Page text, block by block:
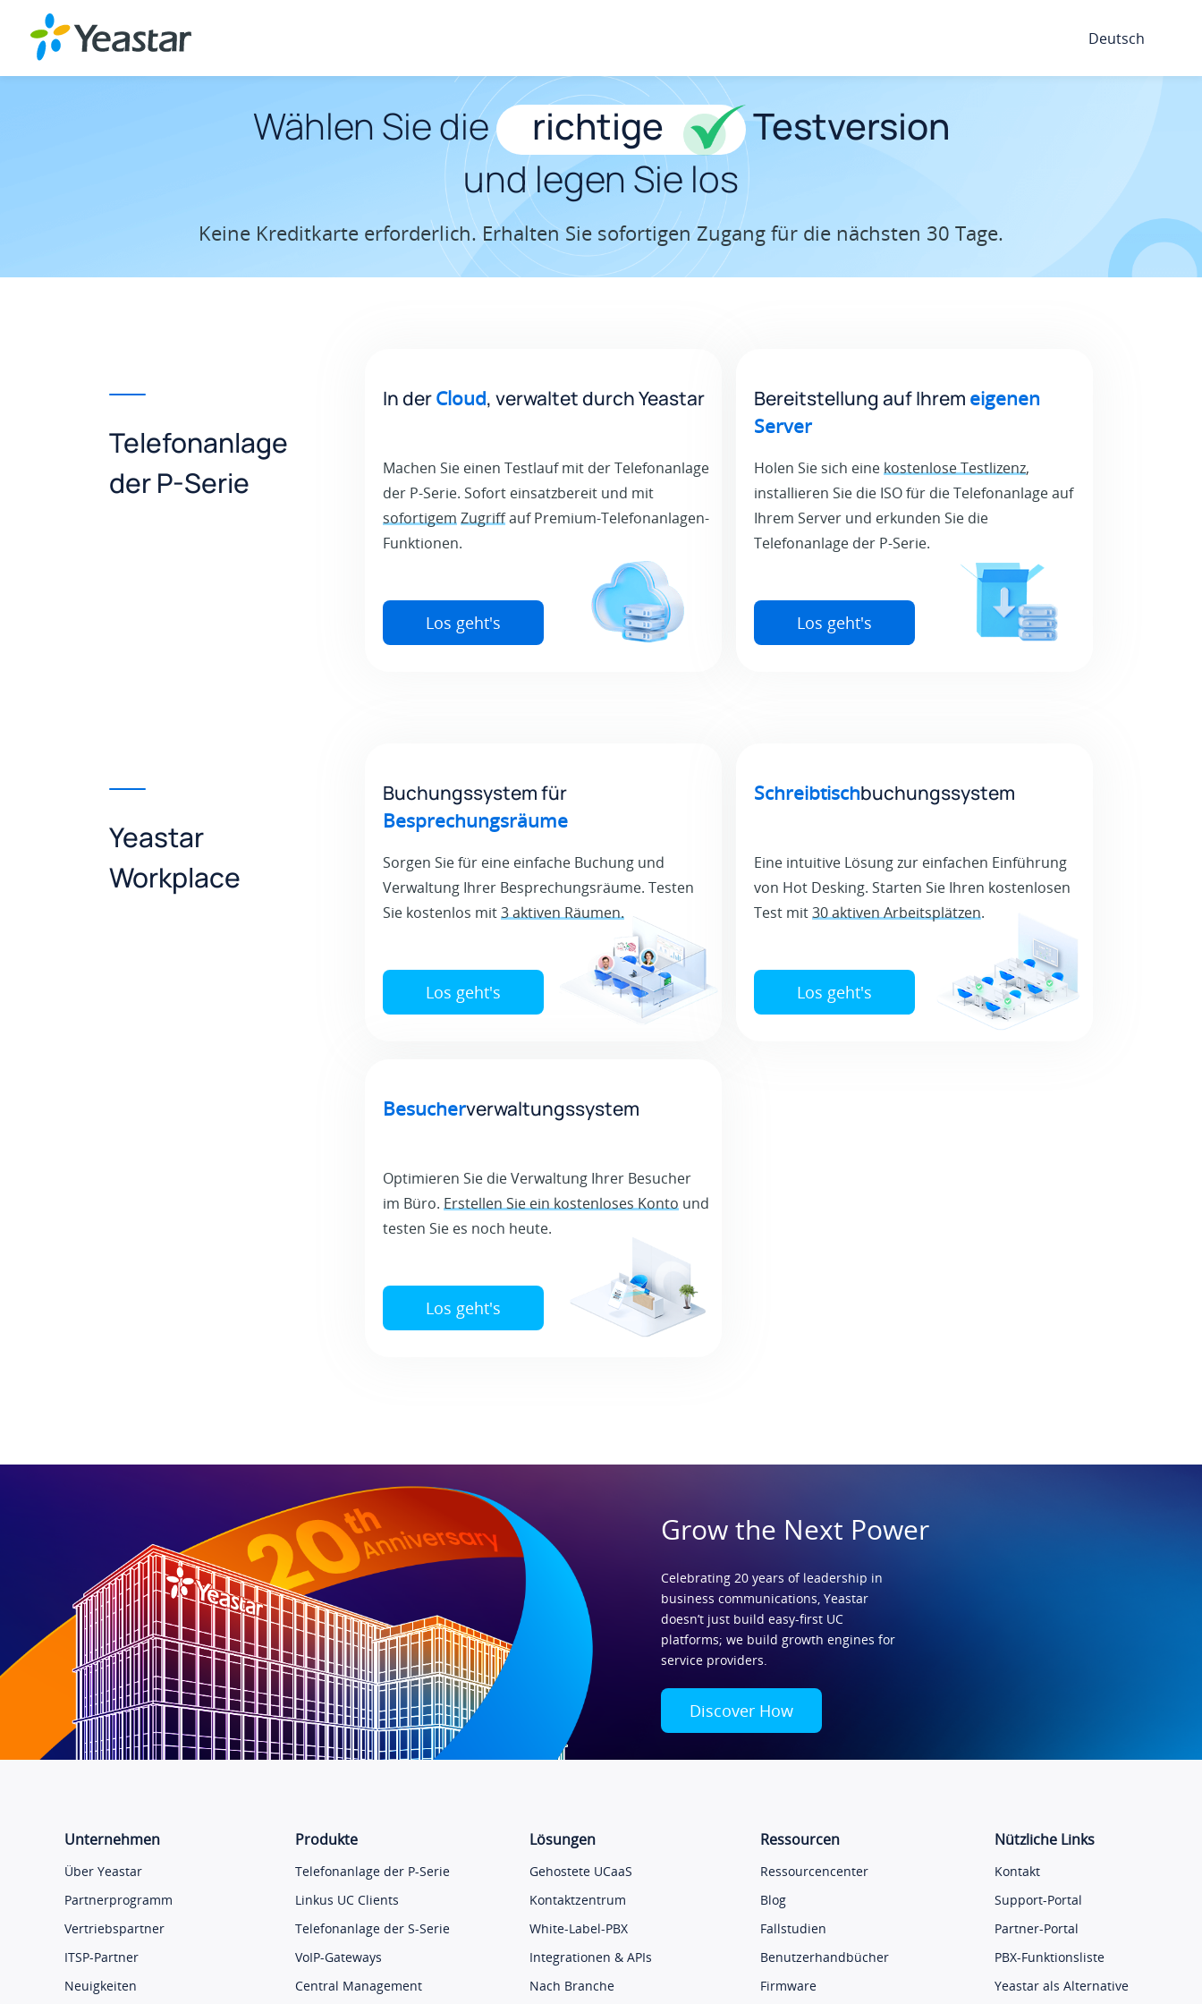
Deutsch
Wählen Sie die richtige
Testversion
und legen Sie los
Keine Kreditkarte erforderlich. Erhalten Sie sofortigen Zugang für die nächsten 30 Tage.
Telefonanlage
der P-Serie
In derCloud, verwaltet durch Yeastar
Machen Sie einen Testlauf mit der Telefonanlage
der P-Serie. Sofort einsatzbereit und mit
sofortigemZugriffauf Premium-Telefonanlagen-
Funktionen.
Los geht's
Bereitstellung auf Ihrem eigenen
Server
Holen Sie sich einekostenlose Testlizenz,
installieren Sie die ISO für die Telefonanlage auf
Ihrem Server und erkunden Sie die
Telefonanlage der P-Serie.
Los geht's
Yeastar
Workplace
Buchungssystem für
Besprechungsräume
Sorgen Sie für eine einfache Buchung und
Verwaltung Ihrer Besprechungsräume. Testen
Sie kostenlos mit3 aktiven Räumen.
Los geht's
Schreibtischbuchungssystem
Eine intuitive Lösung zur einfachen Einführung
von Hot Desking. Starten Sie Ihren kostenlosen
Test mit30 aktiven Arbeitsplätzen.
Los geht's
Besucherverwaltungssystem
Optimieren Sie die Verwaltung Ihrer Besucher
im Büro. Erstellen Sie ein kostenloses Konto und
testen Sie es noch heute.
Los geht's
Grow the Next Power
Celebrating 20 years of leadership in
business communications, Yeastar
doesn’t just build easy-first UC
platforms; we build growth engines for
service providers.
Discover How
Unternehmen
Über Yeastar
Partnerprogramm
Vertriebspartner
ITSP-Partner
Neuigkeiten
Produkte
Telefonanlage der P-Serie
Linkus UC Clients
Telefonanlage der S-Serie
VoIP-Gateways
Central Management
Lösungen
Gehostete UCaaS
Kontaktzentrum
White-Label-PBX
Integrationen & APIs
Nach Branche
Ressourcen
Ressourcencenter
Blog
Fallstudien
Benutzerhandbücher
Firmware
Nützliche Links
Kontakt
Support-Portal
Partner-Portal
PBX-Funktionsliste
Yeastar als Alternative